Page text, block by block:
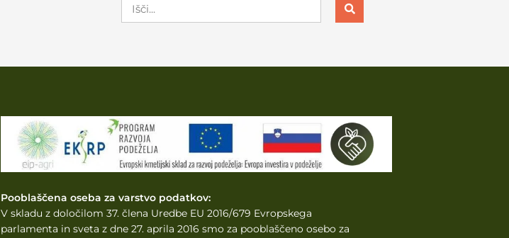
Pooblaščena oseba za varstvo podatkov:
V skladu z določilom 37. člena Uredbe EU 2016/679 Evropskega
parlamenta in sveta z dne 27. aprila 2016 smo za pooblaščeno osebo za